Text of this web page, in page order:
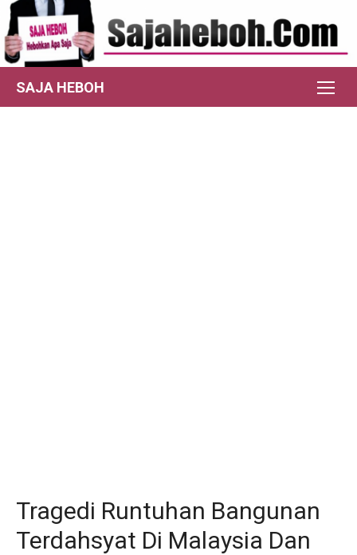
Skip
to
content
SAJA HEBOH
Tragedi Runtuhan Bangunan
Terdahsyat Di Malaysia Dan